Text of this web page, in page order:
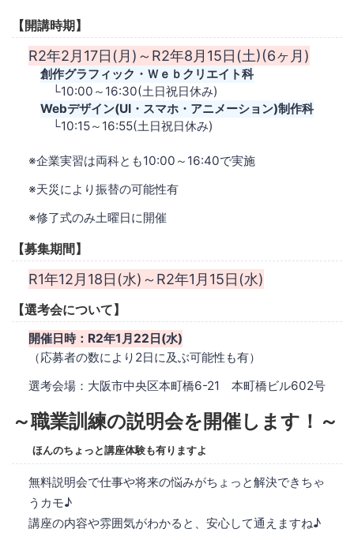
【開講時期】
R2年2月17日(月)～R2年8月15日(土)(6ヶ月)
創作グラフィック・Ｗｅｂクリエイト科
└10:00～16:30(土日祝日休み)
Webデザイン(UI・スマホ・アニメーション)制作科
└10:15～16:55(土日祝日休み)
※企業実習は両科とも10:00～16:40で実施
※天災により振替の可能性有
※修了式のみ土曜日に開催
【募集期間】
R1年12月18日(水)～R2年1月15日(水)
【選考会について】
開催日時：R2年1月22日(水)
（応募者の数により2日に及ぶ可能性も有）
選考会場：大阪市中央区本町橋6-21 本町橋ビル602号
～職業訓練の説明会を開催します！～
ほんのちょっと講座体験も有りますよ
無料説明会で仕事や将来の悩みがちょっと解決できちゃ
うカモ♪
講座の内容や雰囲気がわかると、安心して通えますね♪